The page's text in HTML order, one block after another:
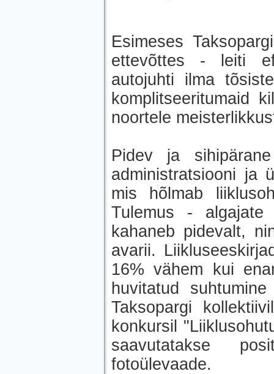
Esimeses
ettevõttes - leiti
autojuhti ilma
komplitseeritumaid
noortele
Pidev ja
administratsiooni ja
mis hõlmab
Tulemus - algajate
kahaneb pidevalt,
avarii.
16% vähem kui
huvitatud
Taksopargi
konkursil
saavutatakse
fotoülevaade.